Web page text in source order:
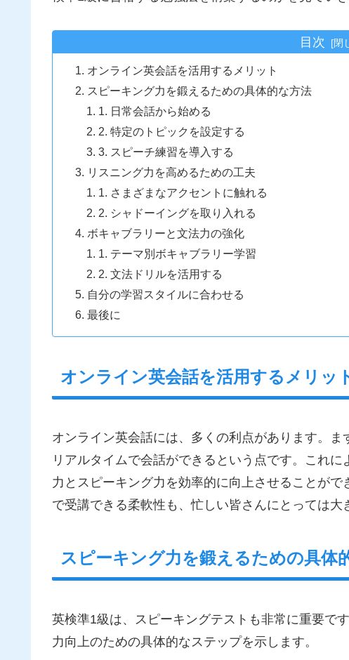
目次
オンライン英会話を活用するメリット
スピーキング力を鍛えるための具体的な方法
1. 日常会話から始める
2. 特定のトピックを設定する
3. スピーチ練習を導入する
リスニング力を高めるための工夫
1. さまざまなアクセントに触れる
2. シャドーイングを取り入れる
ボキャブラリーと文法力の強化
1. テーマ別ボキャブラリー学習
2. 文法ドリルを活用する
自分の学習スタイルに合わせる
最後に
オンライン英会話を活用するメリッ
オンライン英会話には、多くの利点があります。
リアルタイムで会話ができるという点です。これ
力とスピーキング力を効率的に向上させることが
で受講できる柔軟性も、忙しい皆さんにとっては大
スピーキング力を鍛えるための具体
英検準1級は、スピーキングテストも非常に重要で
力向上のための具体的なステップを示します。